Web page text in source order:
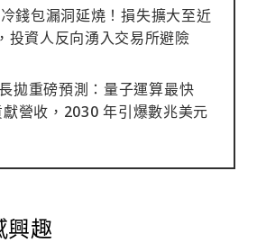
錢包漏洞延燒！損失擴大至近
投資人反向湧入交易所避險
拋重磅預測：量子運算最快
營收，2030 年引爆數兆美元
興趣